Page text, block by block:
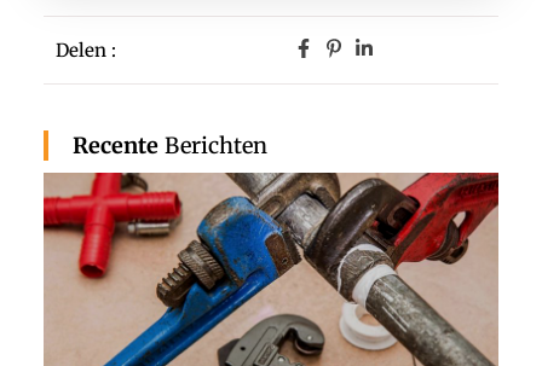
Delen :
Recente Berichten